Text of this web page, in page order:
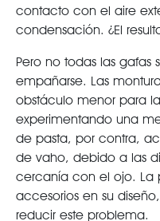
contacto con el aire
condensación. ¿El
Pero no todas las gafas
empañarse. Las
obstáculo menor para
experimentando una
de pasta, por contra,
de vaho, debido a las
cercanía con el ojo. La
accesorios en su
reducir este problema.